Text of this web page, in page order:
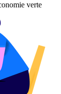
verte